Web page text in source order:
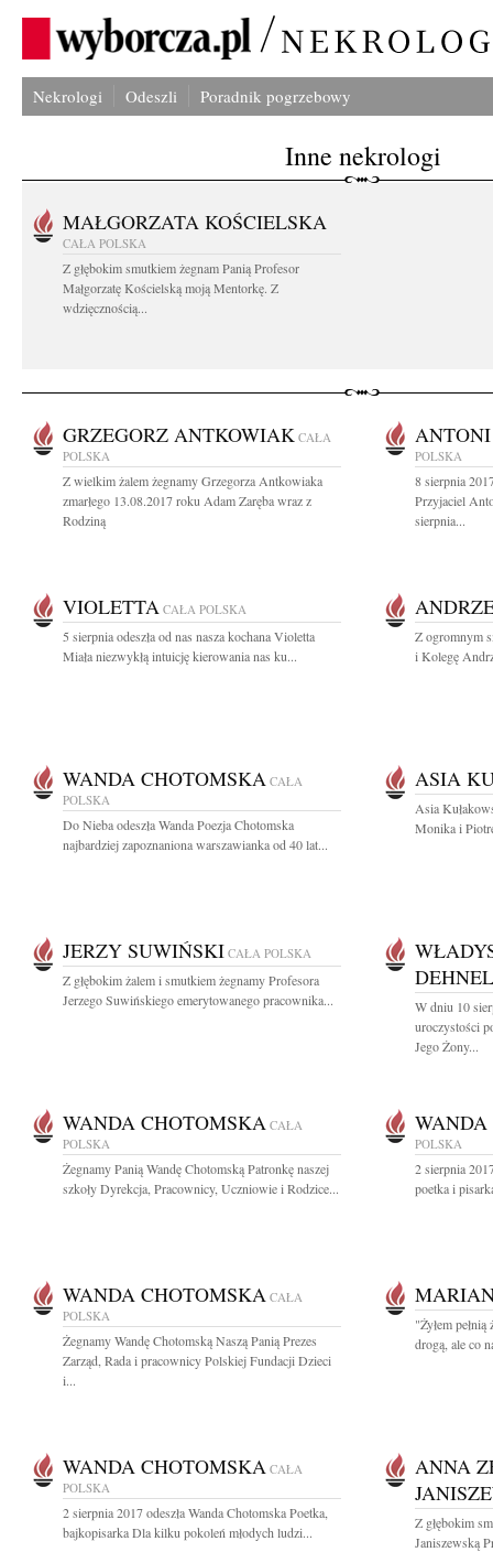
Nekrologi Odeszli Poradnik pogrzebowy
Inne nekrologi
MAŁGORZATA KOŚCIELSKA
CAŁA POLSKA
Z głębokim smutkiem żegnam Panią Profesor
Małgorzatę Kościelską moją Mentorkę. Z
wdzięcznością...
GRZEGORZ ANTKOWIAK CAŁA
POLSKA
Z wielkim żalem żegnamy Grzegorza Antkowiaka
zmarłego 13.08.2017 roku Adam Zaręba wraz z
Rodziną
POLSKA
8 sierpnia
Przyjaciel
sierpnia...
VIOLETTA CAŁA POLSKA
5 sierpnia odeszła od nas nasza kochana Violetta
Miała niezwykłą intuicję kierowania nas ku...
Z ogromnym
i Kolegę
WANDA CHOTOMSKA CAŁA
POLSKA
Do Nieba odeszła Wanda Poezja Chotomska
najbardziej zapoznaniona warszawianka od 40 lat...
ASIA
Asia
Monika i
JERZY SUWIŃSKI CAŁA POLSKA
Z głębokim żalem i smutkiem żegnamy Profesora
Jerzego Suwińskiego emerytowanego pracownika...
DEHNEL
W dniu 10
uroczystości
Jego Żony...
WANDA CHOTOMSKA CAŁA
POLSKA
Żegnamy Panią Wandę Chotomską Patronkę naszej
szkoły Dyrekcja, Pracownicy, Uczniowie i Rodzice...
POLSKA
2 sierpnia
poetka i
WANDA CHOTOMSKA CAŁA
POLSKA
Żegnamy Wandę Chotomską Naszą Panią Prezes
Zarząd, Rada i pracownicy Polskiej Fundacji Dzieci
i...
"Żyłem
drogą, ale co
WANDA CHOTOMSKA CAŁA
POLSKA
2 sierpnia 2017 odeszła Wanda Chotomska Poetka,
bajkopisarka Dla kilku pokoleń młodych ludzi...
ANNA
Z głębokim
Janiszewską